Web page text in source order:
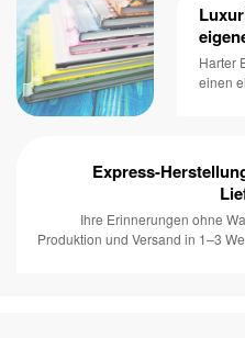
Harter
einen
Express-
Ihre Erinnerungen ohne
Produktion und Versand in 1–3